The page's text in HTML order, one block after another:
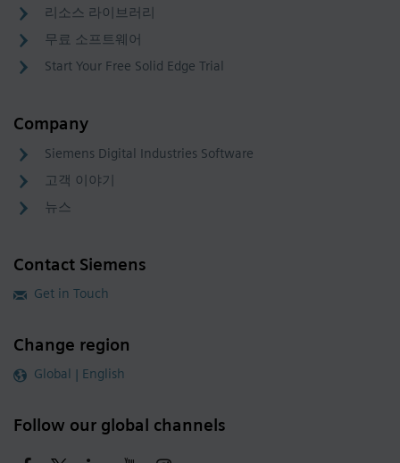
리소스 라이브러리
무료 소프트웨어
Start Your Free Solid Edge Trial
Company
Siemens Digital Industries Software
고객 이야기
뉴스
Contact Siemens
Get in Touch
Change region
Global | English
Follow our global channels